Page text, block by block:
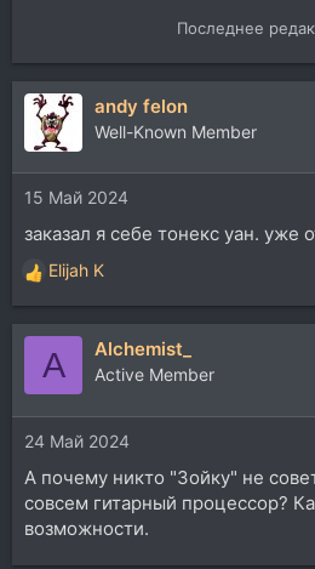
Последнее
andy felon
Well-Known Member
15 Май 2024
заказал я себе тонекс уан. уже
Р
е
а
и
и
:
Elijah K
A Alchemist_
Active Member
24 Май 2024
А почему никто "Зойку" не
совсем гитарный процессор?
возможности.